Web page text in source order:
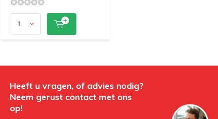
Heeft u vragen, of advies nodig?
Neem gerust contact met ons
op!